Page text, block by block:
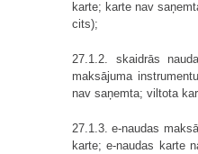
karte; karte nav
cits);
27.1.2. skaidrās
maksājuma
nav saņemta; viltota
27.1.3. e-naudas
karte; e-naudas karte